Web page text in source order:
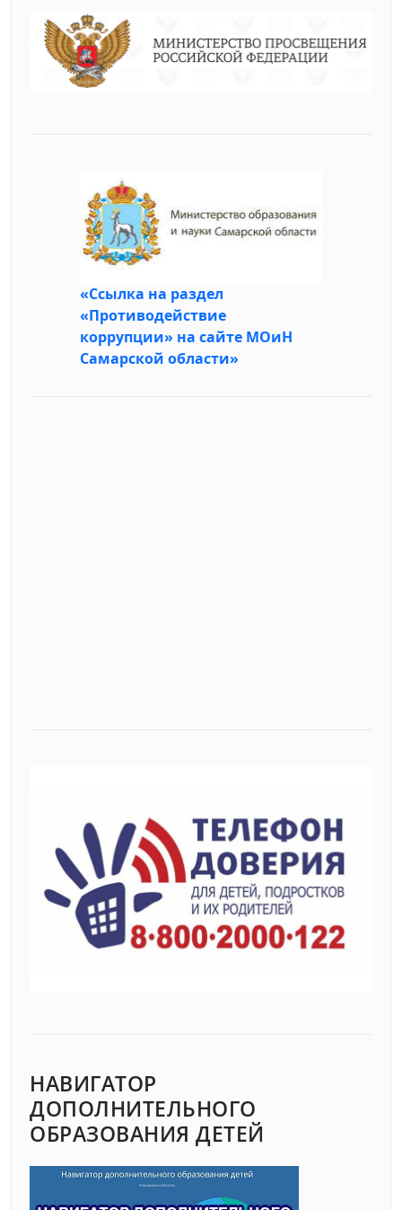
«Ссылка на раздел
«Противодействие
коррупции» на сайте МОиН
Самарской области»
НАВИГАТОР
ДОПОЛНИТЕЛЬНОГО
ОБРАЗОВАНИЯ ДЕТЕЙ